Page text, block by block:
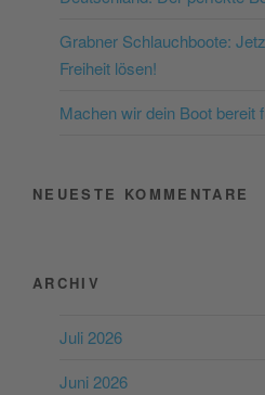
powered by
Consent
Grabner Schlauchboote:
Freiheit lösen!
Machen wir dein Boot bereit
NEUESTE KOMMENTARE
ARCHIV
Juli 2026
Juni 2026